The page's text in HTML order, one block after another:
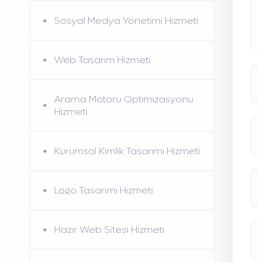
Sosyal Medya Yönetimi Hizmeti
Web Tasarım Hizmeti
Arama Motoru Optimizasyonu
Hizmeti
Kurumsal Kimlik Tasarımı Hizmeti
Logo Tasarımı Hizmeti
Hazır Web Sitesi Hizmeti